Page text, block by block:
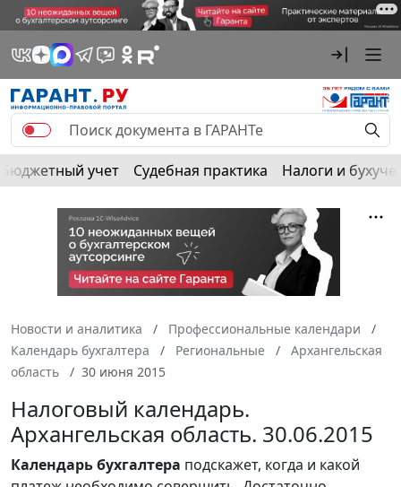
Бюджетный учет Судебная практика Налоги и
Новости и аналитика
Профессиональные календари
Календарь бухгалтера
Региональные
Архангельская
область
30 июня 2015
Налоговый календарь.
Архангельская область. 30.06.2015
Календарьбухгалтера подскажет, когда и какой